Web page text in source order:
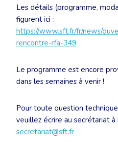
Les détails (programme,
figurent ici :
https://www.sft.fr/fr/news/
rencontre-rfa-349
Le programme est encore
dans les semaines à venir !
Pour toute question
veuillez écrire au secrétariat à
secretariat@sft.fr